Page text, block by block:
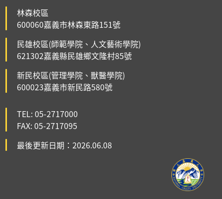
林森校區
600060嘉義市林森東路151號
民雄校區(師範學院、人文藝術學院)
621302嘉義縣民雄鄉文隆村85號
新民校區(管理學院、獸醫學院)
600023嘉義市新民路580號
TEL: 05-2717000
FAX: 05-2717095
最後更新日期：2026.06.08